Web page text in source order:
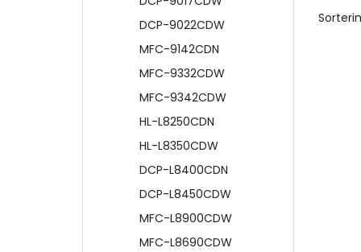
DCP-9022CDW
MFC-9142CDN
MFC-9332CDW
MFC-9342CDW
HL-L8250CDN
HL-L8350CDW
DCP-L8400CDN
DCP-L8450CDW
MFC-L8900CDW
MFC-L8690CDW